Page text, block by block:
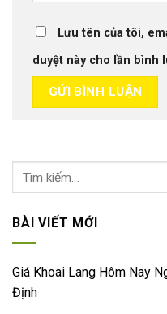
Lưu tên của tôi,
duyệt này cho lần bình
BÀI VIẾT MỚI
Giá Khoai Lang Hôm Nay
Định